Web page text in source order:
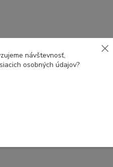
návštevnosť,
osobných údajov?